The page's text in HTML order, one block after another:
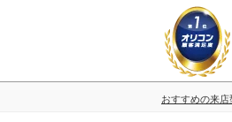
おすすめの来